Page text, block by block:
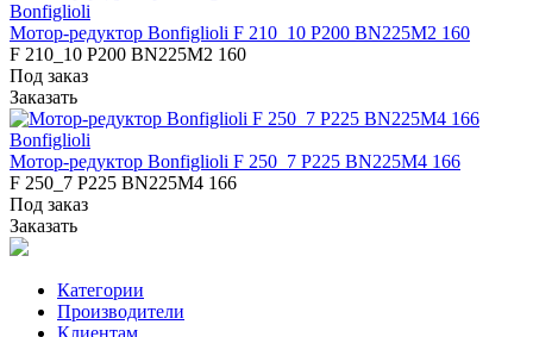
Bonfiglioli
Мотор-редуктор Bonfiglioli F 210_10 P200 BN225M2 160
F 210_10 P200 BN225M2 160
Под заказ
Заказать
Bonfiglioli
Мотор-редуктор Bonfiglioli F 250_7 P225 BN225M4 166
F 250_7 P225 BN225M4 166
Под заказ
Заказать
Категории
Производители